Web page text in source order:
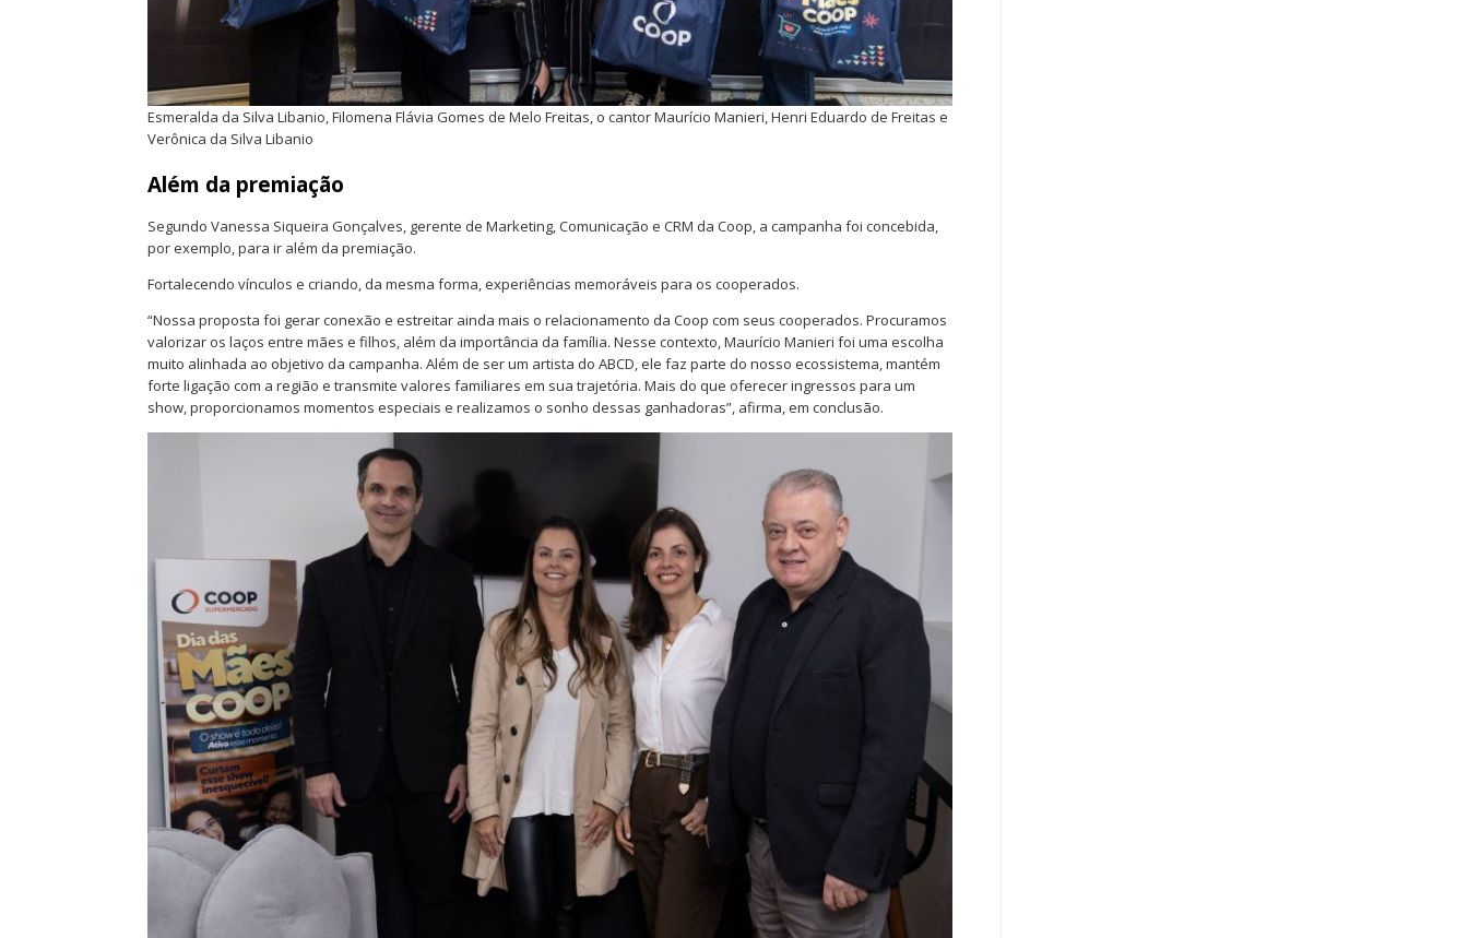
Esmeralda da Silva Libanio, Filomena Flávia Gomes de Melo Freitas, o cantor Maurício Manieri, Henri Eduardo de Freitas e
Verônica da Silva Libanio
Além da premiação
Segundo Vanessa Siqueira Gonçalves, gerente de Marketing, Comunicação e CRM da Coop, a campanha foi concebida,
por exemplo, para ir além da premiação.
Fortalecendo vínculos e criando, da mesma forma, experiências memoráveis para os cooperados.
“Nossa proposta foi gerar conexão e estreitar ainda mais o relacionamento da Coop com seus cooperados. Procuramos
valorizar os laços entre mães e filhos, além da importância da família. Nesse contexto, Maurício Manieri foi uma escolha
muito alinhada ao objetivo da campanha. Além de ser um artista do ABCD, ele faz parte do nosso ecossistema, mantém
forte ligação com a região e transmite valores familiares em sua trajetória. Mais do que oferecer ingressos para um
show, proporcionamos momentos especiais e realizamos o sonho dessas ganhadoras”, afirma, em conclusão.